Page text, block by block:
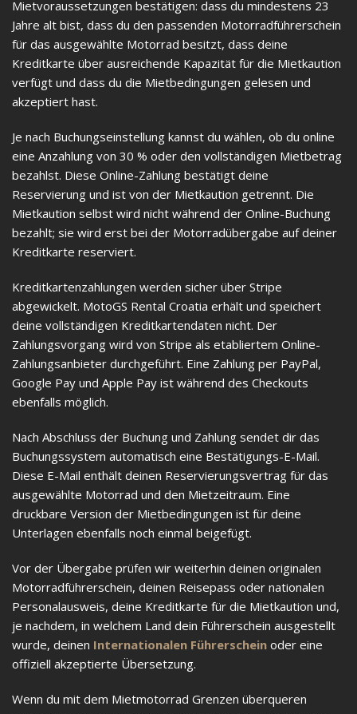
Mietvoraussetzungen bestätigen: dass du mindestens 23
Jahre alt bist, dass du den passenden Motorradführerschein
für das ausgewählte Motorrad besitzt, dass deine
Kreditkarte über ausreichende Kapazität für die Mietkaution
verfügt und dass du die Mietbedingungen gelesen und
akzeptiert hast.
Je nach Buchungseinstellung kannst du wählen, ob du online
eine Anzahlung von 30 % oder den vollständigen Mietbetrag
bezahlst. Diese Online-Zahlung bestätigt deine
Reservierung und ist von der Mietkaution getrennt. Die
Mietkaution selbst wird nicht während der Online-Buchung
bezahlt; sie wird erst bei der Motorradübergabe auf deiner
Kreditkarte reserviert.
Kreditkartenzahlungen werden sicher über Stripe
abgewickelt. MotoGS Rental Croatia erhält und speichert
deine vollständigen Kreditkartendaten nicht. Der
Zahlungsvorgang wird von Stripe als etabliertem Online-
Zahlungsanbieter durchgeführt. Eine Zahlung per PayPal,
Google Pay und Apple Pay ist während des Checkouts
ebenfalls möglich.
Nach Abschluss der Buchung und Zahlung sendet dir das
Buchungssystem automatisch eine Bestätigungs-E-Mail.
Diese E-Mail enthält deinen Reservierungsvertrag für das
ausgewählte Motorrad und den Mietzeitraum. Eine
druckbare Version der Mietbedingungen ist für deine
Unterlagen ebenfalls noch einmal beigefügt.
Vor der Übergabe prüfen wir weiterhin deinen originalen
Motorradführerschein, deinen Reisepass oder nationalen
Personalausweis, deine Kreditkarte für die Mietkaution und,
je nachdem, in welchem Land dein Führerschein ausgestellt
wurde, deinen Internationalen Führerschein oder eine
offiziell akzeptierte Übersetzung.
Wenn du mit dem Mietmotorrad Grenzen überqueren